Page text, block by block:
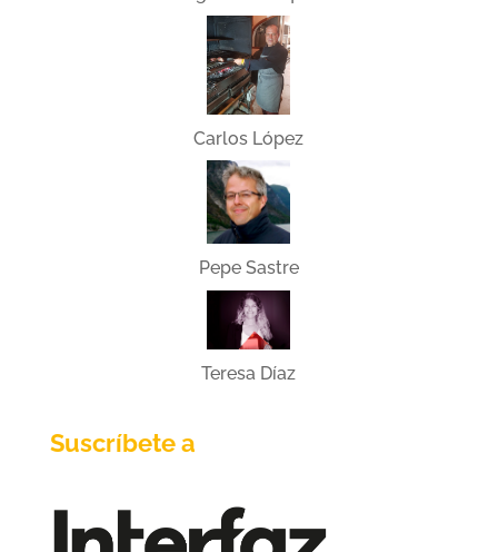
Carlos López
Pepe Sastre
Teresa Díaz
Suscríbete a